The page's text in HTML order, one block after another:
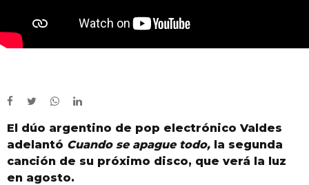
El dúo argentino de pop electrónico Valdes
adelantó Cuando se apague todo, la segunda
canción de su próximo disco, que verá la luz
en agosto.